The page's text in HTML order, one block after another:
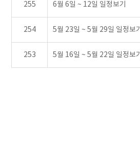
255 6월 6일 ~ 12일 일정보기
254 5월 23일 ~ 5월 29일 일정보기
253 5월 16일 ~ 5월 22일 일정보기